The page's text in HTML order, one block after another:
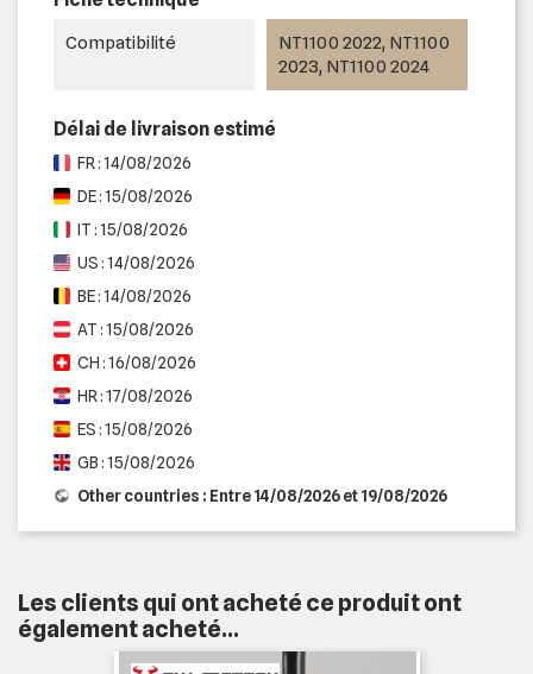
Compatibilité
NT1100 2022, NT1100
2023, NT1100 2024
Délai de livraison estimé
FR : 14/08/2026
DE : 15/08/2026
IT : 15/08/2026
US : 14/08/2026
BE : 14/08/2026
AT : 15/08/2026
CH : 16/08/2026
HR : 17/08/2026
ES : 15/08/2026
GB : 15/08/2026
Other countries : Entre 14/08/2026 et 19/08/2026
Les clients qui ont acheté ce produit ont
également acheté...